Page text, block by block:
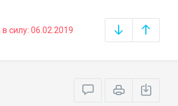
силу: 06.02.2019